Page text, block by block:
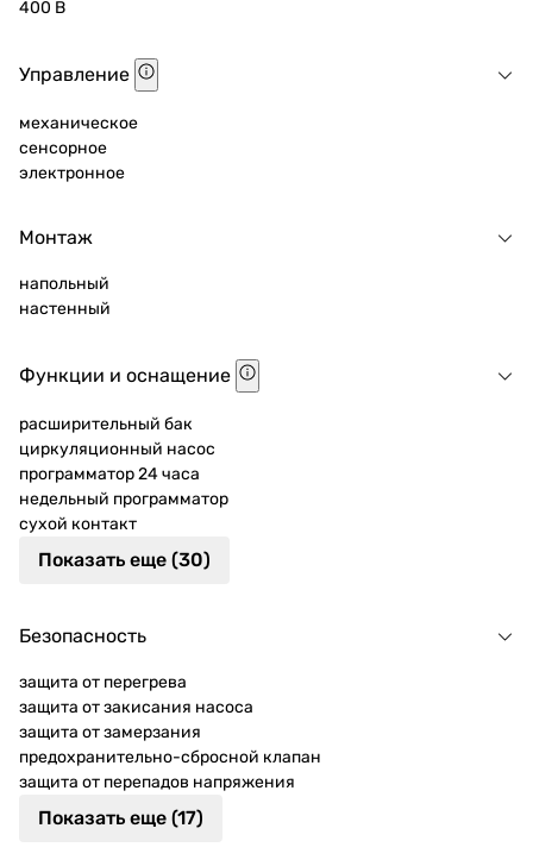
400 В
Управление
механическое
сенсорное
электронное
Монтаж
напольный
настенный
Функции и оснащение
расширительный бак
циркуляционный насос
программатор 24 часа
недельный программатор
сухой контакт
Показать еще (30)
Безопасность
защита от перегрева
защита от закисания насоса
защита от замерзания
предохранительно-сбросной клапан
защита от перепадов напряжения
Показать еще (17)